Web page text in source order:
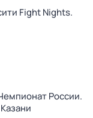
Fight Nights.
России.